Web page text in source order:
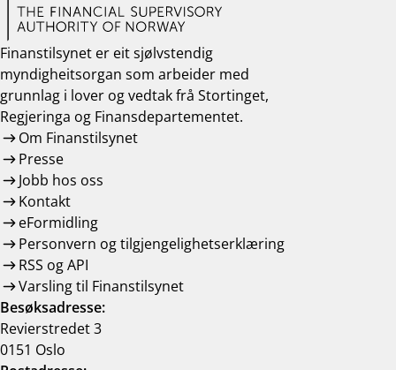
Finanstilsynet er eit sjølvstendig
myndigheitsorgan som arbeider med
grunnlag i lover og vedtak frå Stortinget,
Regjeringa og Finansdepartementet.
Om Finanstilsynet
Presse
Jobb hos oss
Kontakt
eFormidling
Personvern og tilgjengelighetserklæring
RSS og API
Varsling til Finanstilsynet
Besøksadresse:
Revierstredet 3
0151 Oslo